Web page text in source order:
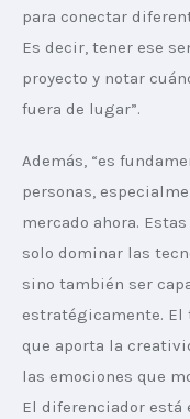
para conectar
Es decir, tener ese
proyecto y notar
fuera de lugar”.
Además, “es
personas,
mercado ahora.
solo dominar las
sino también ser
estratégicamente. El
que aporta la
las emociones que
El diferenciador está